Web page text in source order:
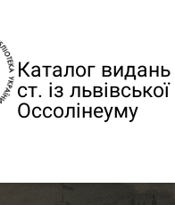
Каталог видань
ст. із
Оссолінеуму